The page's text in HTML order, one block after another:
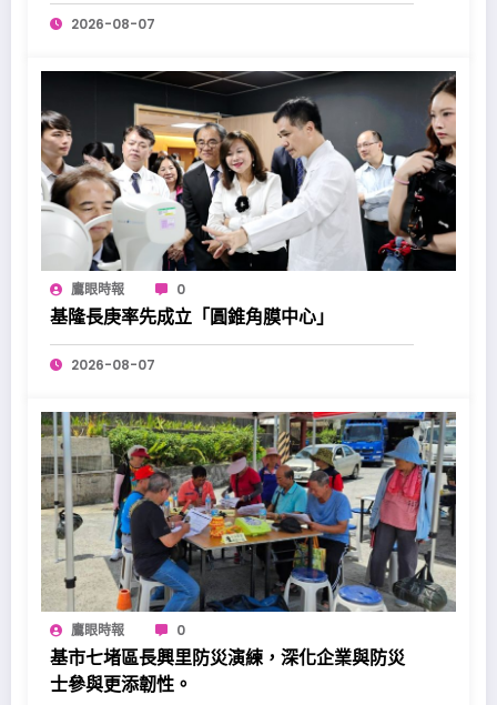
2026-08-07
鷹眼時報 0
基隆長庚率先成立「圓錐角膜中心」
2026-08-07
鷹眼時報 0
基市七堵區長興里防災演練，深化企業與防災
士參與更添韌性。